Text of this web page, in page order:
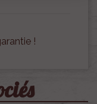
!